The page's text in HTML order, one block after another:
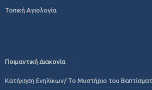
Τοπική Αγιολογία
Ποιμαντική Διακονία
Κατήχηση Ενηλίκων/ Το Μυστήριο του